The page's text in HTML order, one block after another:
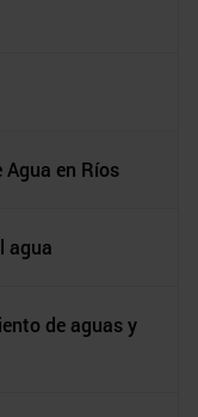
en Ríos
agua
de aguas y